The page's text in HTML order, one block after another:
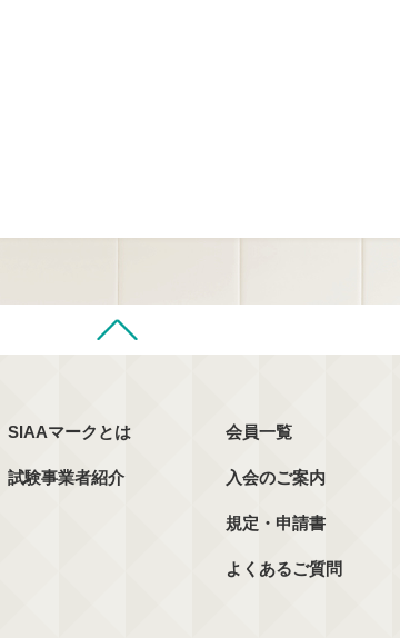
SIAAマークとは
試験事業者紹介
会員一覧
入会のご案内
規定・申請書
よくあるご質問